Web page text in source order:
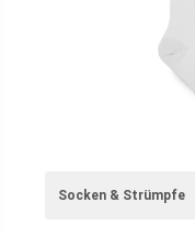
Socken & Strümpfe